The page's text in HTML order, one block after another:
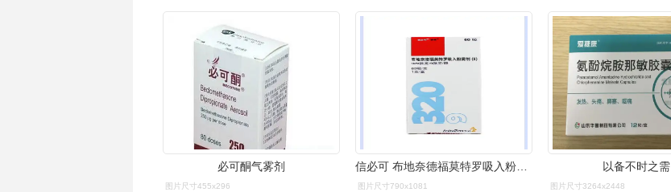
必可酮气雾剂
图片尺寸455x296
信必可 布地奈德福莫特罗吸入粉雾剂(ll) 320μg:9μg*60喷/支 哮喘
图片尺寸790x1081
以备不时之需
图片尺寸3264x2448